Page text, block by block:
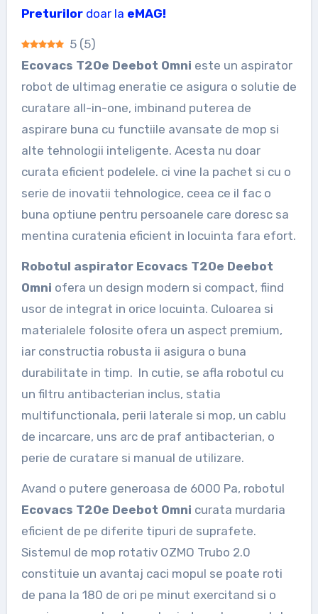
Preturilor doar la eMAG!
5 (5)
Ecovacs T20e Deebot Omni este un aspirator
robot de ultimag eneratie ce asigura o solutie de
curatare all-in-one, imbinand puterea de
aspirare buna cu functiile avansate de mop si
alte tehnologii inteligente. Acesta nu doar
curata eficient podelele. ci vine la pachet si cu o
serie de inovatii tehnologice, ceea ce il fac o
buna optiune pentru persoanele care doresc sa
mentina curatenia eficient in locuinta fara efort.
Robotul aspirator Ecovacs T20e Deebot
Omni ofera un design modern si compact, fiind
usor de integrat in orice locuinta. Culoarea si
materialele folosite ofera un aspect premium,
iar constructia robusta ii asigura o buna
durabilitate in timp. In cutie, se afla robotul cu
un filtru antibacterian inclus, statia
multifunctionala, perii laterale si mop, un cablu
de incarcare, uns arc de praf antibacterian, o
perie de curatare si manual de utilizare.
Avand o putere generoasa de 6000 Pa, robotul
Ecovacs T20e Deebot Omni curata murdaria
eficient de pe diferite tipuri de suprafete.
Sistemul de mop rotativ OZMO Trubo 2.0
constituie un avantaj caci mopul se poate roti
de pana la 180 de ori pe minut exercitand si o